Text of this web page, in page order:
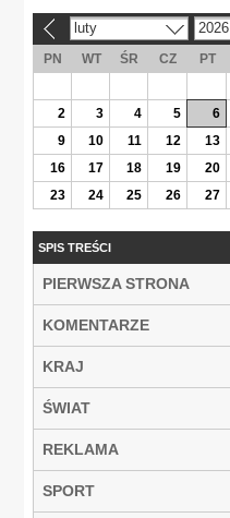
luty 2026
PN WT ŚR CZ PT
2
3 4 5 6
9
10 11 12 13
16
17 18 19 20
23
24 25 26 27
SPIS TREŚCI
PIERWSZA STRONA
KOMENTARZE
KRAJ
ŚWIAT
REKLAMA
SPORT